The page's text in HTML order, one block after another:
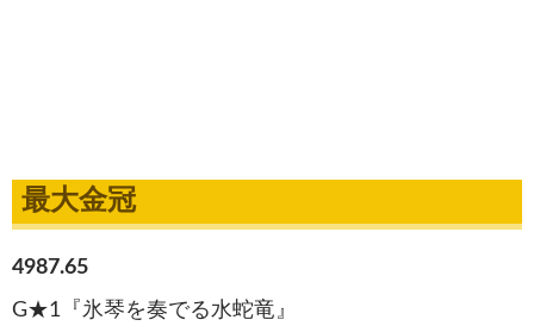
最大金冠
4987.65
G★1『氷琴を奏でる水蛇竜』